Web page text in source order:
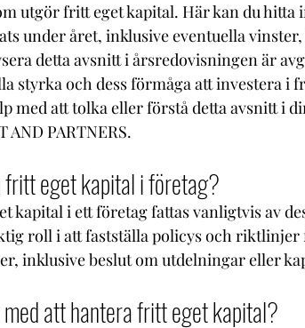
utgör fritt eget kapital. Här kan du
under året, inklusive eventuella
detta avsnitt i årsredovisningen är
styrka och dess förmåga att investera i
med att tolka eller förstå detta avsnitt i
AND PARTNERS.
fritt eget kapital i företag?
kapital i ett företag fattas vanligtvis av
roll i att fastställa policys och
inklusive beslut om utdelningar eller
att hantera fritt eget kapital?